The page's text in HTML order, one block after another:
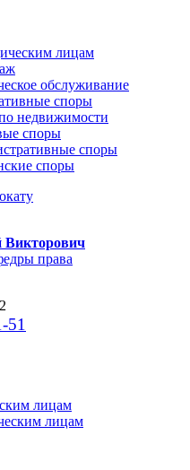
лицам
обслуживание
споры
недвижимости
споры
споры
споры
Викторович
права
51
лицам
лицам